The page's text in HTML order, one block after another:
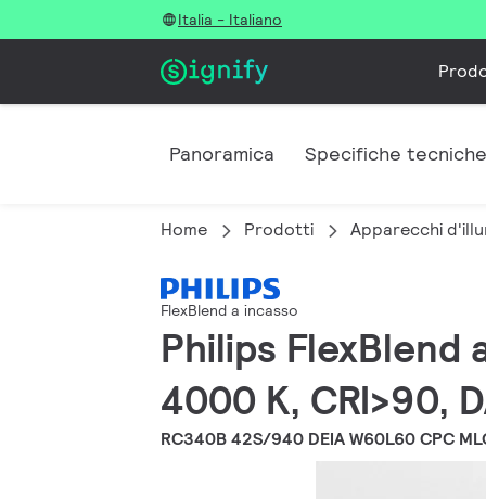
Italia - Italiano
Panoramica Specifiche tecniche
Home Prodotti Apparecchi
FlexBlend a incasso
Philips FlexBlend
4000 K, CRI>90,
RC340B 42S/940 DEIA W60L60 CPC